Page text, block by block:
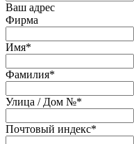
Ваш адрес
Фирма
Имя*
Фамилия*
Улица / Дом №*
Почтовый индекс*